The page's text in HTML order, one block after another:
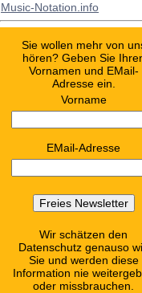
Music-Notation.info
Sie wollen mehr von
hören? Geben Sie
Vornamen und EMail-
Adresse ein.
Vorname
EMail-Adresse
Wir schätzen den
Datenschutz genauso
Sie und werden diese
Information nie
oder missbrauchen.